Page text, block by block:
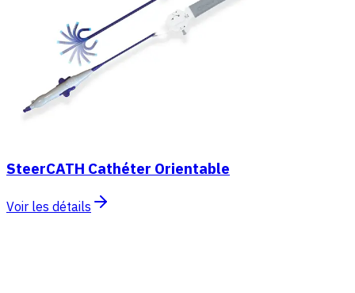
SteerCATH Cathéter Orientable
Voir les détails